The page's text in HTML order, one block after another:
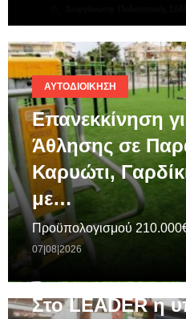
ΑΥΤΟΔΙΟΊΚΗΣΗ
Επανεκκίνηση
Άθλησης σε
Καρυώτι,
με…
Προϋπολογισμού
07|08|2026
Στο LEADER η